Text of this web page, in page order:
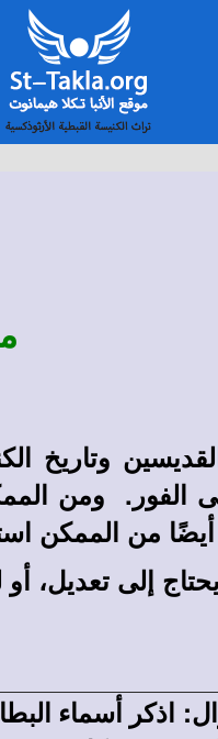
وتاريخ
الفور. ومن
من الممكن
إلى تعديل،
:
اذكر أسماء